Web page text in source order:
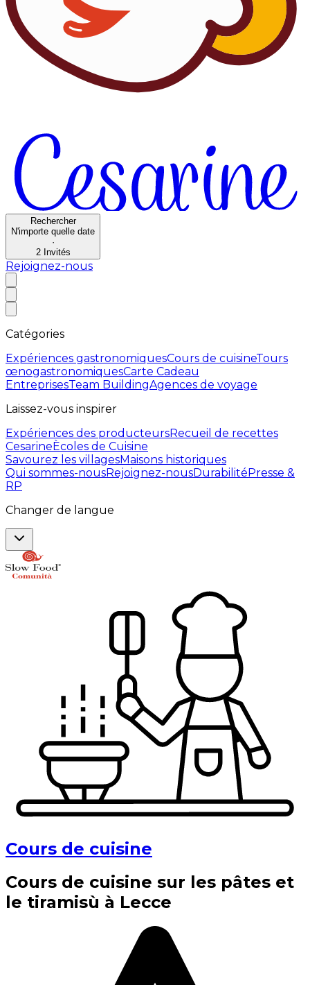
Rechercher
N'importe quelle date
·
2 Invités
Rejoignez-nous
Catégories
Expériences gastronomiquesCours de cuisineTours
œnogastronomiquesCarte Cadeau
EntreprisesTeam BuildingAgences de voyage
Laissez-vous inspirer
Expériences des producteursRecueil de recettes
CesarineÈcoles de Cuisine
Savourez les villagesMaisons historiques
Qui sommes-nousRejoignez-nousDurabilitéPresse &
RP
Changer de langue
Cours de cuisine
Cours de cuisine sur les pâtes et
le tiramisù à Lecce